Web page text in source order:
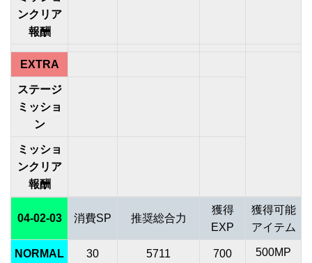
ンクリア
報酬
EXTRA
ステージ
ミッショ
ン
ミッショ
ンクリア
報酬
04-02-03 消費SP 推奨総合力
獲得
EXP
獲得可能
アイテム
NORMAL 30 5711 700
500MP